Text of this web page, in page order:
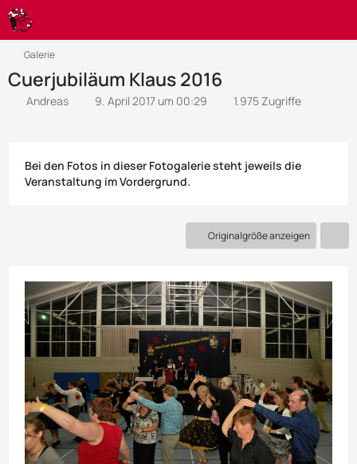
Galerie
Cuerjubiläum Klaus 2016
Andreas 9. April 2017 um 00:29 1.975 Zugriffe
Bei den Fotos in dieser Fotogalerie steht jeweils die
Veranstaltung im Vordergrund.
Originalgröße anzeigen